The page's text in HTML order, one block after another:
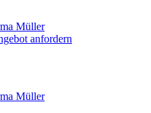
Müller
anfordern
Müller